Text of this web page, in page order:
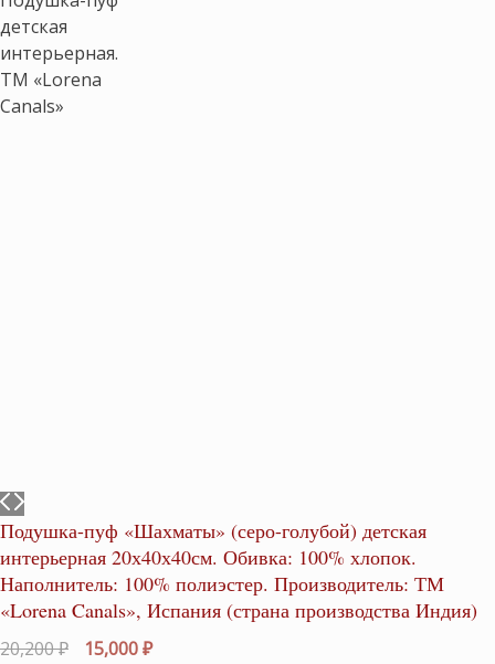
Подушка-пуф «Шахматы» (серо-голубой) детская
интерьерная 20х40х40см. Обивка: 100% хлопок.
Наполнитель: 100% полиэстер. Производитель: ТМ
«Lorena Canals», Испания (страна производства Индия)
20,200₽
Первоначальная
15,000₽Текущая